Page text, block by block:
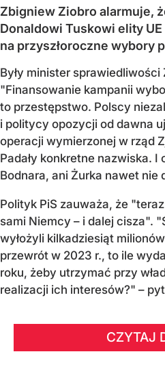
Zbigniew Ziobro alarmuje,
Donaldowi Tuskowi elity UE
na przyszłoroczne wybory
Były minister sprawiedliwości
"Finansowanie kampanii
to przestępstwo. Polscy
i politycy opozycji od dawna
operacji wymierzonej w rząd
Padały konkretne nazwiska. I
Bodnara, ani Żurka nawet nie
Polityk PiS zauważa, że
sami Niemcy – i dalej cisza".
wyłożyli kilkadziesiąt
przewrót w 2023 r., to ile
roku, żeby utrzymać przy
realizacji ich interesów?" –
CZYTAJ